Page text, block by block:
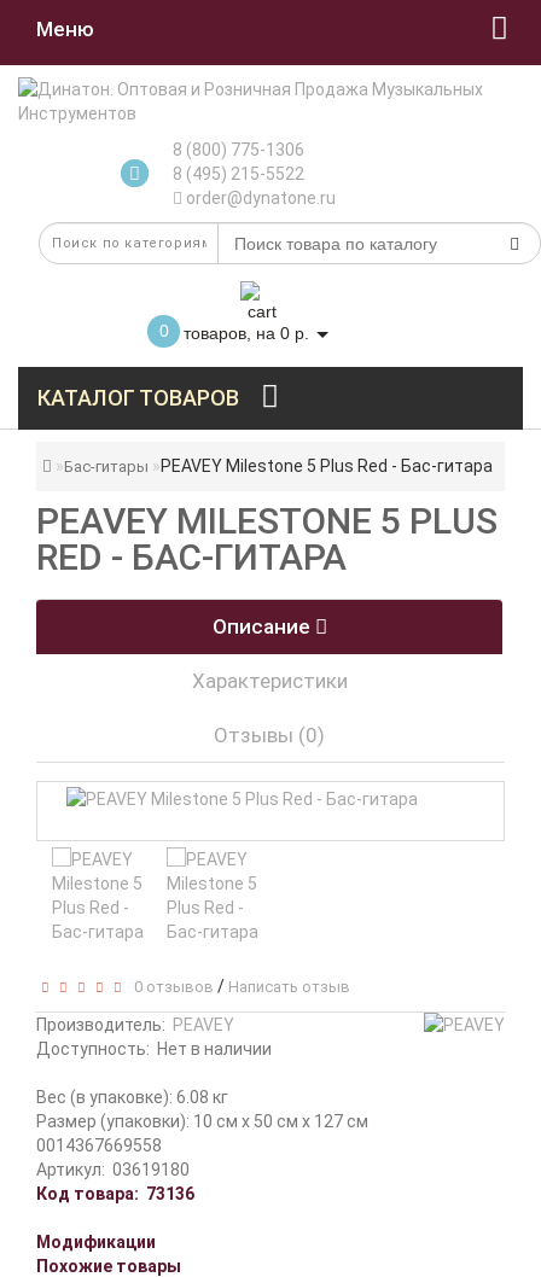
Меню
8 (800) 775-1306
8 (495) 215-5522
order@dynatone.ru
0 товаров, на 0 р.
КАТАЛОГ ТОВАРОВ
Бас-гитары PEAVEY Milestone 5 Plus Red - Бас-гитара
PEAVEY MILESTONE 5 PLUS
RED - БАС-ГИТАРА
Описание
Характеристики
Отзывы (0)
0 отзывов / Написать отзыв
Производитель: PEAVEY
Доступность: Нет в наличии
Вес (в упаковке): 6.08 кг
Размер (упаковки): 10 см x 50 см x 127 см
0014367669558
Артикул: 03619180
Код товара: 73136
Модификации
Похожие товары